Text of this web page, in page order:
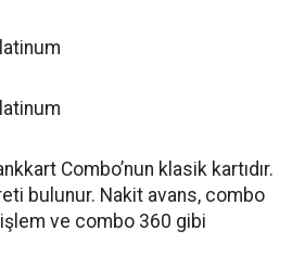
Combo’nun klasik kartıdır.
bulunur. Nakit avans, combo
ve combo 360 gibi